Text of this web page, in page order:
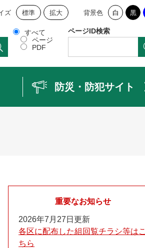
ズ 標準 拡大 背景色 白 黒
すべて
ページ
PDF
ページID検索
防災・防犯サイト
重要なお知らせ
2026年7月27日更新
各区に配布した組回覧チラシ等はこ
ちら